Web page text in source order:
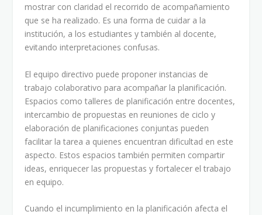
mostrar con claridad el recorrido de acompañamiento
que se ha realizado. Es una forma de cuidar a la
institución, a los estudiantes y también al docente,
evitando interpretaciones confusas.
El equipo directivo puede proponer instancias de
trabajo colaborativo para acompañar la planificación.
Espacios como talleres de planificación entre docentes,
intercambio de propuestas en reuniones de ciclo y
elaboración de planificaciones conjuntas pueden
facilitar la tarea a quienes encuentran dificultad en este
aspecto. Estos espacios también permiten compartir
ideas, enriquecer las propuestas y fortalecer el trabajo
en equipo.
Cuando el incumplimiento en la planificación afecta el